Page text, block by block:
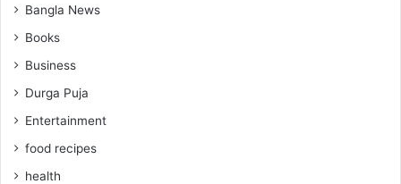
Bangla News
Books
Business
Durga Puja
Entertainment
food recipes
health